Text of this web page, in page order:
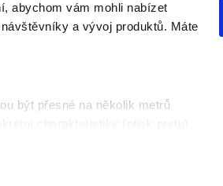
abychom vám mohli nabízet
a vývoj produktů. Máte
být přesné na několik metrů
Prohlášení o souborech cookie.